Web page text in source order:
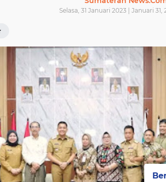
Selasa, 31 Januari 2023 | Januari 31,